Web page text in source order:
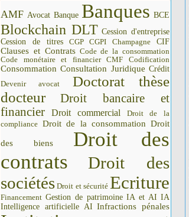
AMF Avocat Banque Banques BCE
Blockchain DLT Cession d'entreprise
Cession de titres
CGP CGPI Champagne CIF
Clauses et Contrats Code de la consommation
Code monétaire et financier CMF
Codification
Consommation Consultation Juridique Crédit
Devenir avocat
Doctorat thèse
docteur
Droit bancaire et
financier
Droit commercial
Droit de la
compliance Droit de la consommation Droit
des biens
Droit des
contrats
Droit des
sociétés Droit et sécurité Ecriture
Financement Gestion de patrimoine IA et AI IA
Intelligence artificielle AI Infractions pénales